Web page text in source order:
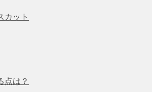
カット
点は？